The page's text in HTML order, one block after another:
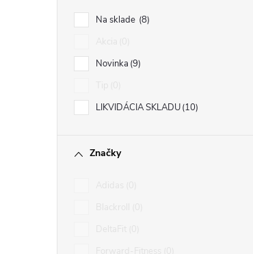
Na sklade 8
Novinka 9
LIKVIDÁCIA SKLADU 10
Značky